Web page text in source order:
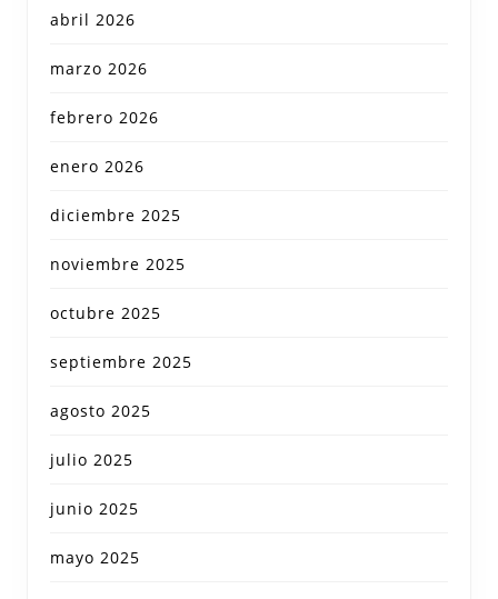
abril 2026
marzo 2026
febrero 2026
enero 2026
diciembre 2025
noviembre 2025
octubre 2025
septiembre 2025
agosto 2025
julio 2025
junio 2025
mayo 2025